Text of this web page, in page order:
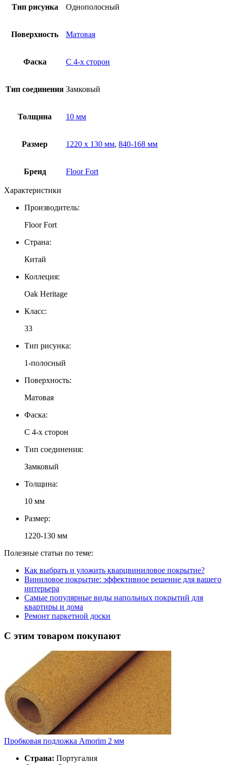
Тип рисунка Однополосный
Поверхность Матовая
Фаска С 4-x сторон
Тип соединения Замковый
Толщина 10 мм
Размер 1220 х 130 мм, 840-168 мм
Бренд Floor Fort
Характеристики
Производитель:
Floor Fort
Страна:
Китай
Коллеция:
Oak Heritage
Класс:
33
Тип рисунка:
1-полосный
Поверхность:
Матовая
Фаска:
С 4-х сторон
Тип соединения:
Замковый
Толщина:
10 мм
Размер:
1220-130 мм
Полезные статьи по теме:
Как выбрать и уложить кварцвиниловое покрытие?
Виниловое покрытие: эффективное решение для вашего
интерьера
Самые популярные виды напольных покрытий для
квартиры и дома
Ремонт паркетной доски
С этим товаром покупают
Пробковая подложка Amorim 2 мм
Страна: Португалия